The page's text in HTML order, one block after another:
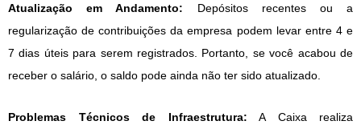
Atualização em Andamento: Depósitos recentes ou a
regularização de contribuições da empresa podem levar entre 4 e
7 dias úteis para serem registrados. Portanto, se você acabou de
receber o salário, o saldo pode ainda não ter sido atualizado.
Problemas Técnicos de Infraestrutura: A Caixa realiza